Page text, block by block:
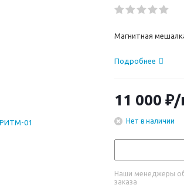
Магнитная
Подробнее
11 000 ₽/
Нет в наличии
Наши менеджеры
заказа